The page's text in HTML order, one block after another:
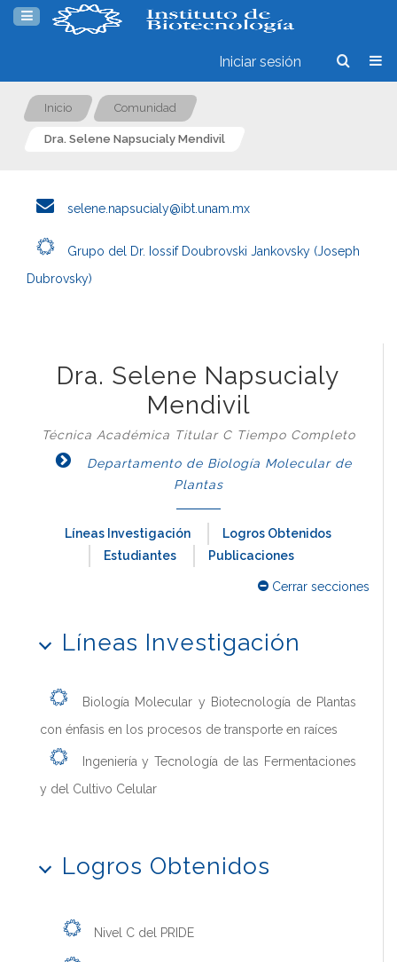
Iniciar sesión
Inicio Comunidad
Dra. Selene Napsucialy Mendivil
selene.napsucialy@ibt.unam.mx
Grupo del Dr. Iossif Doubrovski Jankovsky (Joseph
Dubrovsky)
Dra. Selene Napsucialy
Mendivil
Técnica Académica Titular C Tiempo Completo
Departamento de Biología Molecular de
Plantas
Líneas Investigación
Logros Obtenidos
Estudiantes
Publicaciones
Cerrar secciones
Líneas Investigación
Biología Molecular y Biotecnología de Plantas
con énfasis en los procesos de transporte en raíces
Ingeniería y Tecnología de las Fermentaciones
y del Cultivo Celular
Logros Obtenidos
Nivel C del PRIDE